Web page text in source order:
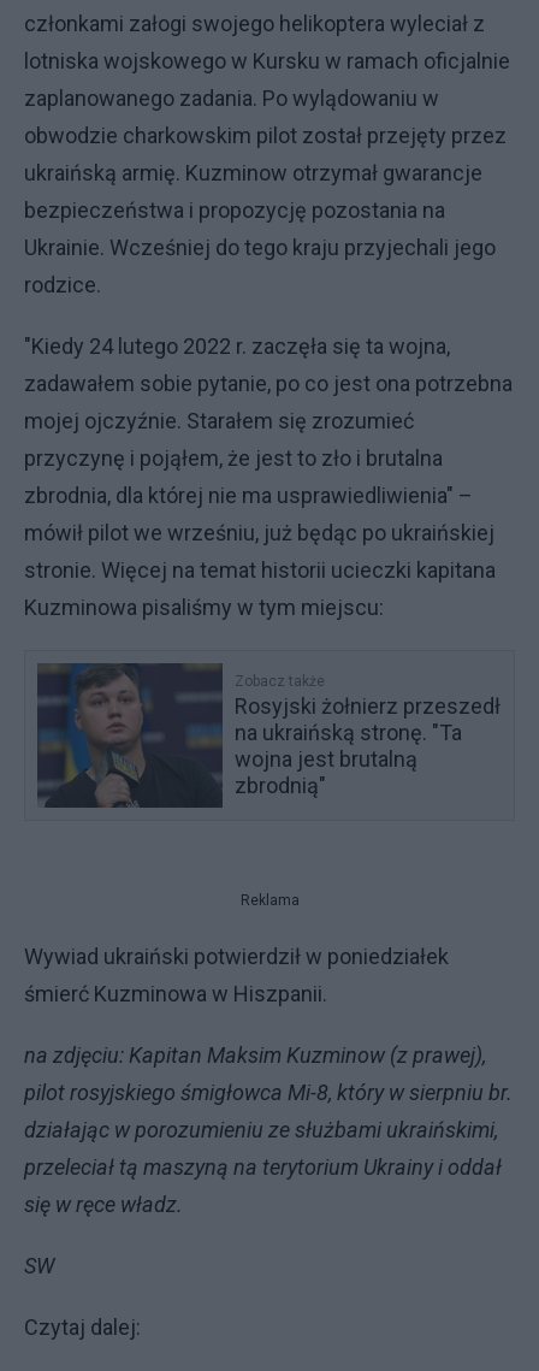
członkami załogi swojego helikoptera wyleciał z
lotniska wojskowego w Kursku w ramach oficjalnie
zaplanowanego zadania. Po wylądowaniu w
obwodzie charkowskim pilot został przejęty przez
ukraińską armię. Kuzminow otrzymał gwarancje
bezpieczeństwa i propozycję pozostania na
Ukrainie. Wcześniej do tego kraju przyjechali jego
rodzice.
"Kiedy 24 lutego 2022 r. zaczęła się ta wojna,
zadawałem sobie pytanie, po co jest ona potrzebna
mojej ojczyźnie. Starałem się zrozumieć
przyczynę i pojąłem, że jest to zło i brutalna
zbrodnia, dla której nie ma usprawiedliwienia" –
mówił pilot we wrześniu, już będąc po ukraińskiej
stronie. Więcej na temat historii ucieczki kapitana
Kuzminowa pisaliśmy w tym miejscu:
Zobacz także
Rosyjski żołnierz przeszedł
na ukraińską stronę. "Ta
wojna jest brutalną
zbrodnią"
Reklama
Wywiad ukraiński potwierdził w poniedziałek
śmierć Kuzminowa w Hiszpanii.
na zdjęciu: Kapitan Maksim Kuzminow (z prawej),
pilot rosyjskiego śmigłowca Mi-8, który w sierpniu br.
działając w porozumieniu ze służbami ukraińskimi,
przeleciał tą maszyną na terytorium Ukrainy i oddał
się w ręce władz.
SW
Czytaj dalej: